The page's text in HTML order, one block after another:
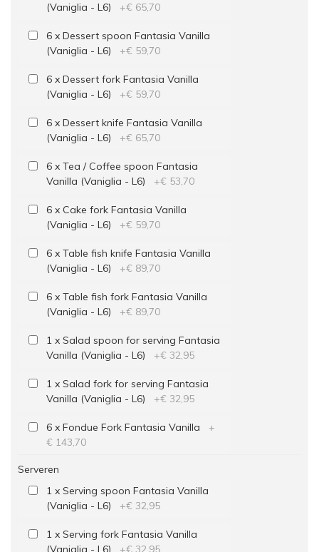
(Vaniglia - L6) +€ 65,70
6 x Dessert spoon Fantasia Vanilla
(Vaniglia - L6) +€ 59,70
6 x Dessert fork Fantasia Vanilla
(Vaniglia - L6) +€ 59,70
6 x Dessert knife Fantasia Vanilla
(Vaniglia - L6) +€ 65,70
6 x Tea / Coffee spoon Fantasia
Vanilla (Vaniglia - L6) +€ 53,70
6 x Cake fork Fantasia Vanilla
(Vaniglia - L6) +€ 59,70
6 x Table fish knife Fantasia Vanilla
(Vaniglia - L6) +€ 89,70
6 x Table fish fork Fantasia Vanilla
(Vaniglia - L6) +€ 89,70
1 x Salad spoon for serving Fantasia
Vanilla (Vaniglia - L6) +€ 32,95
1 x Salad fork for serving Fantasia
Vanilla (Vaniglia - L6) +€ 32,95
6 x Fondue Fork Fantasia Vanilla +
€ 143,70
Serveren
1 x Serving spoon Fantasia Vanilla
(Vaniglia - L6) +€ 32,95
1 x Serving fork Fantasia Vanilla
(Vaniglia - L6) +€ 32,95